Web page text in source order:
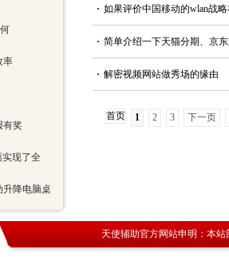
率
有奖
实现了全
升降电脑桌
· 如果评价中国移动的wlan战
· 简单介绍一下天猫分期、京
· 解密视频网站做秀场的缘由
首页 1 2 3 下一页
天使辅助官方网站申明：本站